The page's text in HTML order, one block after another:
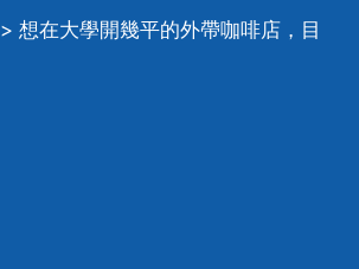
> 想在大學開幾平的外帶咖啡店，目